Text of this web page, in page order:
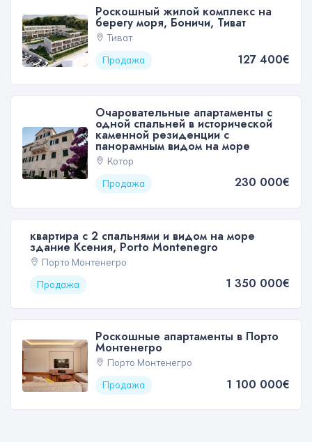
Роскошный жилой комплекс на
берегу моря, Боничи, Тиват
Тиват
Продажа
127 400€
Очаровательные апартаменты с
одной спальней в исторической
каменной резиденции с
панорамным видом на море
Котор
Продажа
230 000€
квартира с 2 спальнями и видом на море
здание Ксения, Porto Montenegro
Порто Монтенегро
Продажа
1 350 000€
Роскошные апартаменты в Порто
Монтенегро
Порто Монтенегро
Продажа
1 100 000€